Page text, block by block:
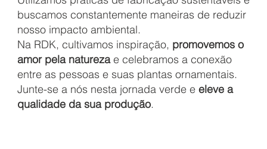
buscamos constantemente maneiras de reduzir
nosso impacto ambiental.
Na RDK, cultivamos inspiração, promovemos o
amor pela naturezae celebramos a conexão
entre as pessoas e suas plantas ornamentais.
Junte-se a nós nesta jornada verde e eleve a
qualidade da sua produção.